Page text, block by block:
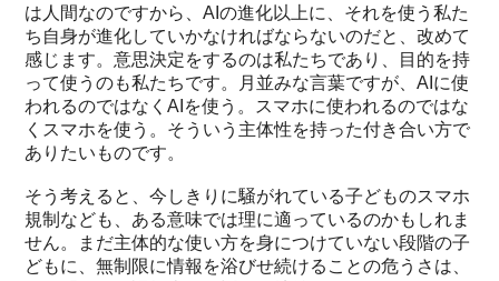
は人間なのですから、AIの進化以上に、それを使う私た
ち自身が進化していかなければならないのだと、改めて
感じます。意思決定をするのは私たちであり、目的を持
って使うのも私たちです。月並みな言葉ですが、AIに使
われるのではなくAIを使う。スマホに使われるのではな
くスマホを使う。そういう主体性を持った付き合い方で
ありたいものです。
そう考えると、今しきりに騒がれている子どものスマホ
規制なども、ある意味では理に適っているのかもしれま
せん。まだ主体的な使い方を身につけていない段階の子
どもに、無制限に情報を浴びせ続けることの危うさは、